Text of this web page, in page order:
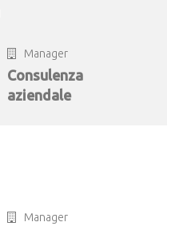
Manager
Consulenza
aziendale
Manager